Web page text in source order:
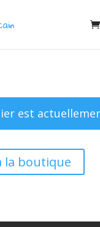
est
la boutique